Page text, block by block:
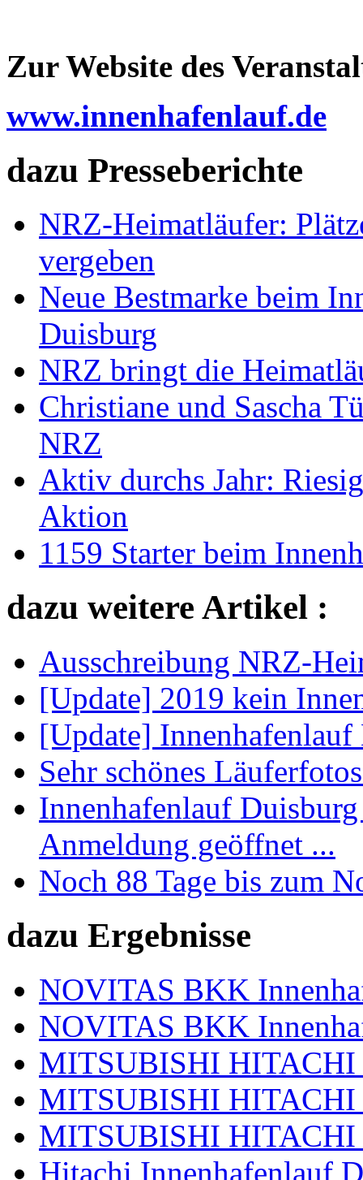
Zur Website des
www.innenhafenlauf.de
dazu Presseberichte
NRZ-Heimatläufer:
vergeben
Neue Bestmarke beim
Duisburg
NRZ bringt die
Christiane und Sascha
NRZ
Aktiv durchs Jahr:
Aktion
1159 Starter beim
dazu weitere Artikel :
Ausschreibung NRZ-
[Update] 2019 kein
[Update] Innenhafenlauf
Sehr schönes
Innenhafenlauf
Anmeldung geöffnet ...
Noch 88 Tage bis zum
dazu Ergebnisse
NOVITAS BKK
NOVITAS BKK
MITSUBISHI HITACHI
MITSUBISHI HITACHI
MITSUBISHI HITACHI
Hitachi Innenhafenlauf